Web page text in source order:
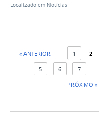
Localizado em Notícias
« ANTERIOR 1 2
5 6 7 ...
PRÓXIMO »